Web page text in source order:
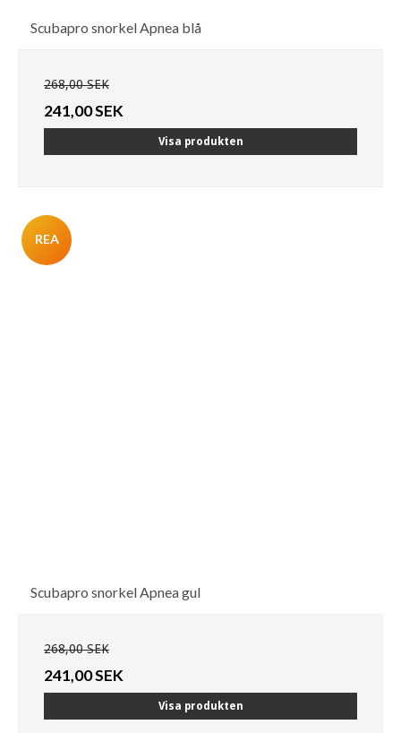
Scubapro snorkel Apnea blå
268,00 SEK
241,00 SEK
Visa produkten
REA
Scubapro snorkel Apnea gul
268,00 SEK
241,00 SEK
Visa produkten